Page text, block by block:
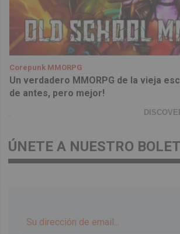
Corepunk MMORPG
Un verdadero MMORPG de la vieja
de antes, pero mejor!
ÚNETE A NUESTRO